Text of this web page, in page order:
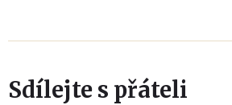
Sdílejte s přáteli